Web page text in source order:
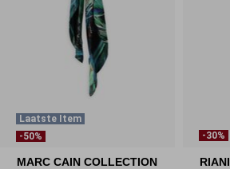
Laatste Item
-50%
MARC CAIN COLLECTION
-30%
RIANI